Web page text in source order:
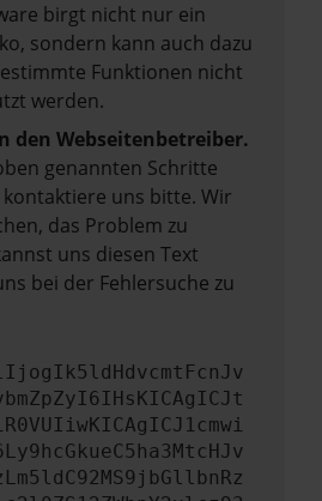
birgt nicht nur ein
sondern kann auch dazu
Funktionen nicht
werden.
den Webseitenbetreiber.
genannten Schritte
uns bitte. Wir
das Problem zu
uns diesen Text
bei der Fehlersuche zu